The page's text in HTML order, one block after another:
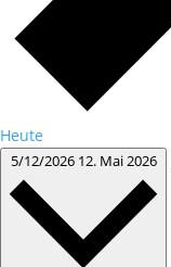
Heute
5/12/2026 12. Mai 2026